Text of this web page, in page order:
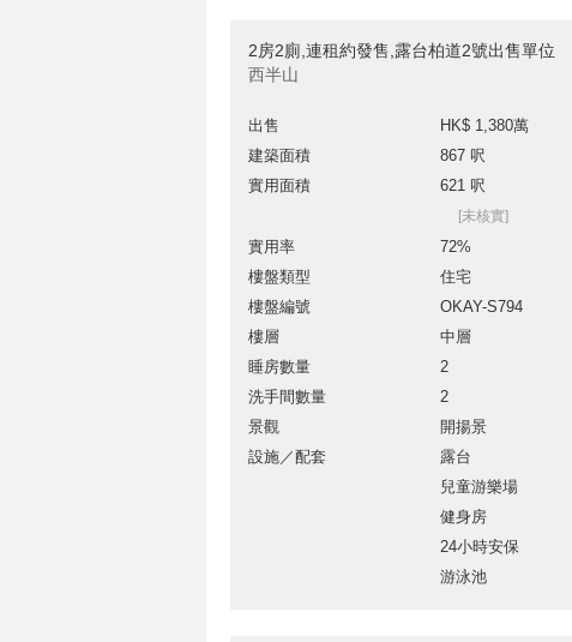
2房2廁,連租約發售,露台柏道2號出售單位
西半山
出售
HK$ 1,380萬
建築面積
867 呎
實用面積
621 呎
[未核實]
實用率
72%
樓盤類型
住宅
樓盤編號
OKAY-S794
樓層
中層
睡房數量
2
洗手間數量
2
景觀
開揚景
設施／配套
露台
兒童游樂場
健身房
24小時安保
游泳池